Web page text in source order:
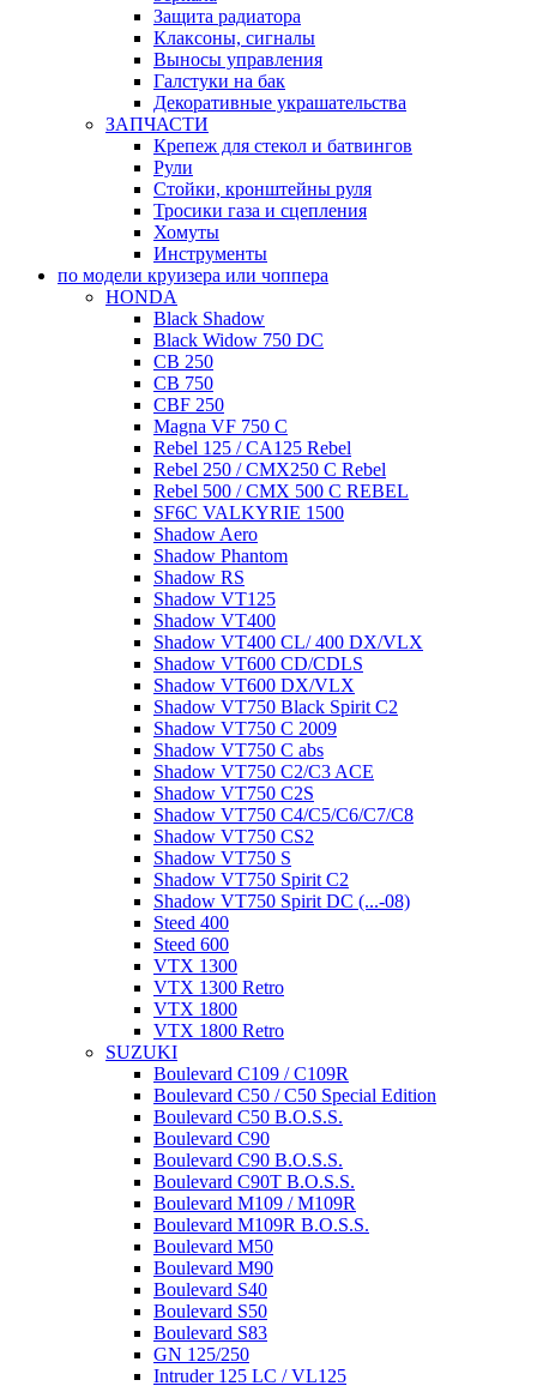
Защита радиатора
Клаксоны, сигналы
Выносы управления
Галстуки на бак
Декоративные украшательства
ЗАПЧАСТИ
Крепеж для стекол и батвингов
Рули
Стойки, кронштейны руля
Тросики газа и сцепления
Хомуты
Инструменты
по модели круизера или чоппера
HONDA
Black Shadow
Black Widow 750 DC
CB 250
CB 750
CBF 250
Magna VF 750 C
Rebel 125 / CA125 Rebel
Rebel 250 / CMX250 C Rebel
Rebel 500 / CMX 500 C REBEL
SF6C VALKYRIE 1500
Shadow Aero
Shadow Phantom
Shadow RS
Shadow VT125
Shadow VT400
Shadow VT400 CL/ 400 DX/VLX
Shadow VT600 CD/CDLS
Shadow VT600 DX/VLX
Shadow VT750 Black Spirit C2
Shadow VT750 C 2009
Shadow VT750 C abs
Shadow VT750 C2/C3 ACE
Shadow VT750 C2S
Shadow VT750 C4/C5/C6/C7/C8
Shadow VT750 CS2
Shadow VT750 S
Shadow VT750 Spirit C2
Shadow VT750 Spirit DC (...-08)
Steed 400
Steed 600
VTX 1300
VTX 1300 Retro
VTX 1800
VTX 1800 Retro
SUZUKI
Boulevard C109 / C109R
Boulevard C50 / C50 Special Edition
Boulevard C50 B.O.S.S.
Boulevard C90
Boulevard C90 B.O.S.S.
Boulevard C90T B.O.S.S.
Boulevard M109 / M109R
Boulevard M109R B.O.S.S.
Boulevard M50
Boulevard M90
Boulevard S40
Boulevard S50
Boulevard S83
GN 125/250
Intruder 125 LC / VL125